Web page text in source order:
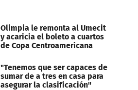
Olimpia le remonta al Umecit
y acaricia el boleto a cuartos
de Copa Centroamericana
"Tenemos que ser capaces de
sumar de a tres en casa para
asegurar la clasificación"